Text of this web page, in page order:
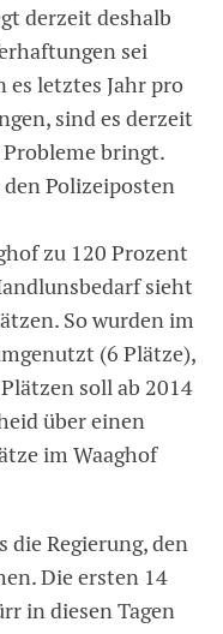
derzeit deshalb
sei
es letztes Jahr pro
sind es derzeit
bringt.
Polizeiposten
zu 120 Prozent
sieht
So wurden im
(6 Plätze),
soll ab 2014
über einen
im Waaghof
die Regierung, den
Die ersten 14
in diesen Tagen